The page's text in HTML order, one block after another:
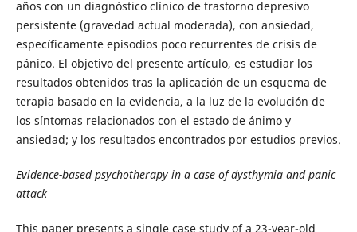
años con un diagnóstico clínico de trastorno depresivo
persistente (gravedad actual moderada), con ansiedad,
específicamente episodios poco recurrentes de crisis de
pánico. El objetivo del presente artículo, es estudiar los
resultados obtenidos tras la aplicación de un esquema de
terapia basado en la evidencia, a la luz de la evolución de
los síntomas relacionados con el estado de ánimo y
ansiedad; y los resultados encontrados por estudios previos.
Evidence-based psychotherapy in a case of dysthymia and panic
attack
This paper presents a single case study of a 23-year-old